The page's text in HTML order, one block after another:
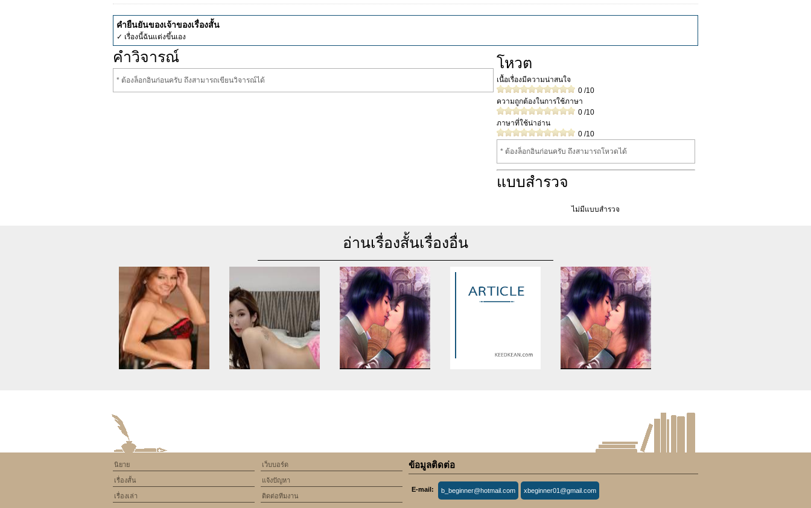
คำยืนยันของเจ้าของเรื่องสั้น
✓ เรื่องนี้ฉันแต่งขึ้นเอง
คำวิจารณ์
* ต้องล็อกอินก่อนครับ ถึงสามารถเขียนวิจารณ์ได้
โหวต
เนื้อเรื่องมีความน่าสนใจ
0/10
ความถูกต้องในการใช้ภาษา
0/10
ภาษาที่ใช้น่าอ่าน
0/10
* ต้องล็อกอินก่อนครับ ถึงสามารถโหวดได้
แบบสำรวจ
ไม่มีแบบสำรวจ
อ่านเรื่องสั้นเรื่องอื่น
assumed 'article_topic' (this
will throw an Error in a future
/home/keedkean/domains/keedkean.com/public_html/include/article/show.php
Independent Escorts Pune Are
Considered To Be Friendly
Enough To Perform
on line534
canadapleasure
/home/keedkean/domains/keedkean.com/public_html/include/article/show.php
Digital Phone System For
Small Businesses
/home/keedkean/domains/keedkean.com/public_html/include/article/show.php
สุขภาพดี
will throw an Error in a future
/home/keedkean/domains/keedkean.com/public_html/include/
Search Engine
เว็บบอร์ด
แจ้งปัญหา
ติดต่อทีมงาน
นิยาย
เรื่องสั้น
เรื่องเล่า
ข้อมูลติดต่อ
E-mail: b_beginner@hotmail.com xbeginner01@gmail.com